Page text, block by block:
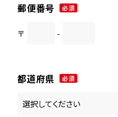
郵便番号 必須
〒 -
都道府県 必須